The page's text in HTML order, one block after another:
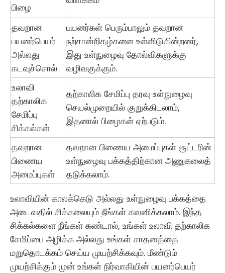
பிழை
தவறான
பயனர்பெயர்
அல்லது
கடவுச்சொல்
பயனர்கள் பெரும்பாலும் தவறான
நற்சான்றிதழ்களை உள்ளிடுகின்றனர்,
இது உள்நுழைவு தோல்விகளுக்கு
வழிவகுக்கும்.
உலாவி
தற்காலிக
சேமிப்பு
சிக்கல்கள்
தற்காலிக சேமிப்பு தரவு உள்நுழைவு
செயல்முறையில் குறுக்கிடலாம்,
இதனால் பிழைகள் ஏற்படும்.
தவறான
பிணைய
அமைப்புகள்
தவறான பிணைய அமைப்புகள் ரூட்டரின்
உள்நுழைவு பக்கத்திற்கான அணுகலைத்
தடுக்கலாம்.
உலாவியின் காலக்கெடு அல்லது உள்நுழைவு பக்கத்தை
அடைவதில் சிக்கலையும் நீங்கள் கவனிக்கலாம். இந்த
சிக்கல்களை நீங்கள் கண்டால், உங்கள் உலாவி தற்காலிக
சேமிப்பை அழிக்க அல்லது உங்கள் சாதனத்தை
மறுதொடக்கம் செய்ய முயற்சிக்கவும். மீண்டும்
முயற்சிக்கும் முன் உங்கள் நிர்வாகியின் பயனர்பெயர்